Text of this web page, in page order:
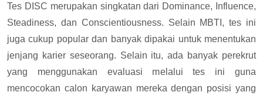
Tes DISC merupakan singkatan dari Dominance, Influence,
Steadiness, dan Conscientiousness. Selain MBTI, tes ini
juga cukup popular dan banyak dipakai untuk menentukan
jenjang karier seseorang. Selain itu, ada banyak perekrut
yang menggunakan evaluasi melalui tes ini guna
mencocokan calon karyawan mereka dengan posisi yang